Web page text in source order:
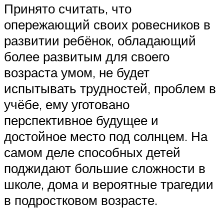
Принято считать, что
опережающий своих ровесников в
развитии ребёнок, обладающий
более развитым для своего
возраста умом, не будет
испытывать трудностей, проблем в
учёбе, ему уготовано
перспективное будущее и
достойное место под солнцем. На
самом деле способных детей
поджидают большие сложности в
школе, дома и вероятные трагедии
в подростковом возрасте.